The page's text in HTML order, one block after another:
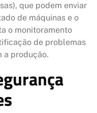
que podem enviar
de máquinas e o
o monitoramento
de problemas
a produção.